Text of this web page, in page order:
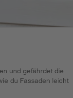
und gefährdet die
du Fassaden leicht